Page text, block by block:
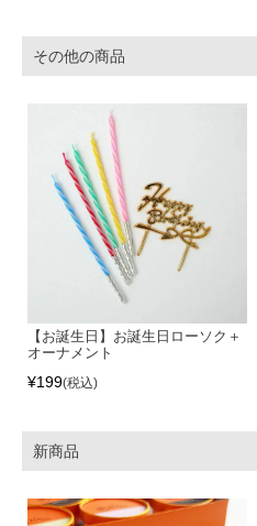
その他の商品
【お誕生日】お誕生日ローソク＋
オーナメント
¥199 税込
新商品